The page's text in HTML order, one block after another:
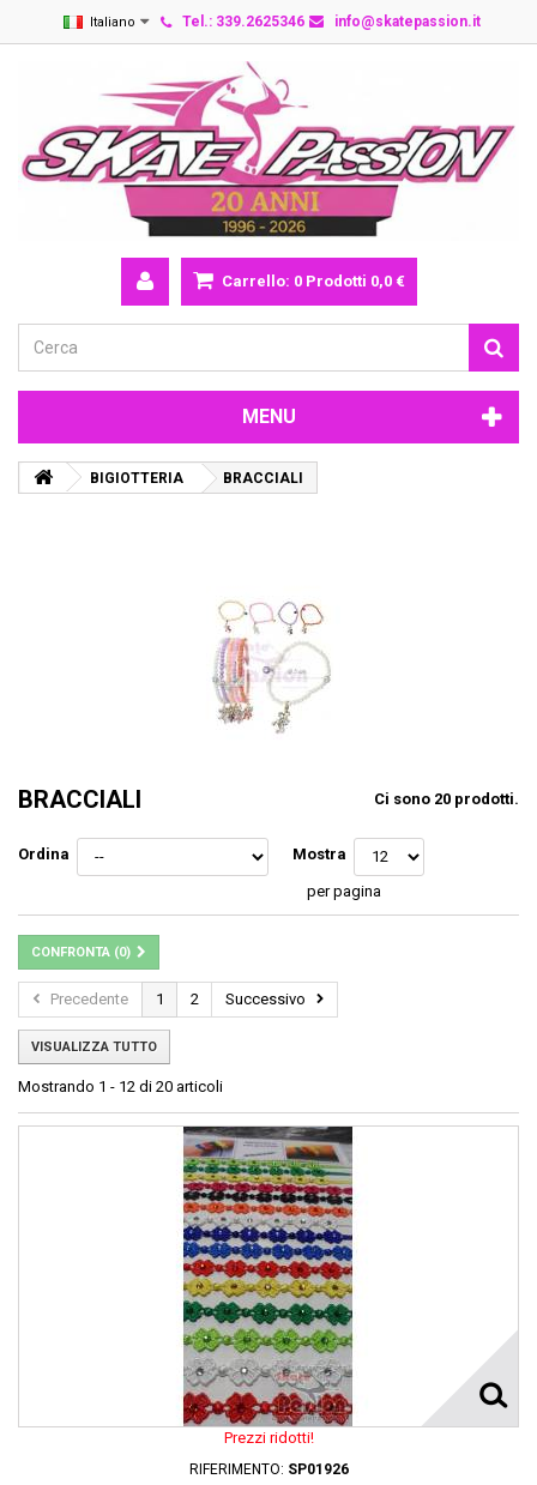
Italiano Tel.: 339.2625346 info@skatepassion.it
Carrello: 0 Prodotti 0,0 €
MENU
BIGIOTTERIA BRACCIALI
BRACCIALI Ci sono 20 prodotti.
Ordina Mostra
per pagina
CONFRONTA (0)
Precedente 1 2 Successivo
VISUALIZZA TUTTO
Mostrando 1 - 12 di 20 articoli
Prezzi ridotti!
RIFERIMENTO: SP01926